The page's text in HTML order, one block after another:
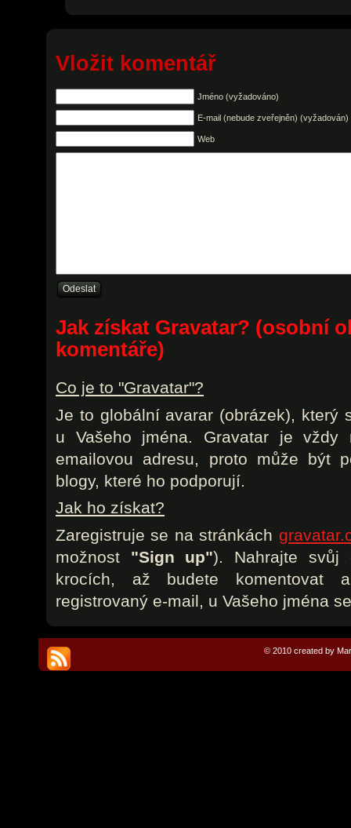
Vložit komentář
Jméno (vyžadováno)
E-mail (nebude zveřejněn) (vyžadován)
Web
Jak získat Gravatar? (osobní
komentáře)
Co je to "Gravatar"?
Je to globální avarar (obrázek), který
u Vašeho jména. Gravatar je vždy
emailovou adresu, proto může být
blogy, které ho podporují.
Jak ho získat?
Zaregistruje se na stránkách
možnost "Sign up"). Nahrajte svůj
krocích, až budete komentovat
registrovaný e-mail, u Vašeho jména
© 2010 created by